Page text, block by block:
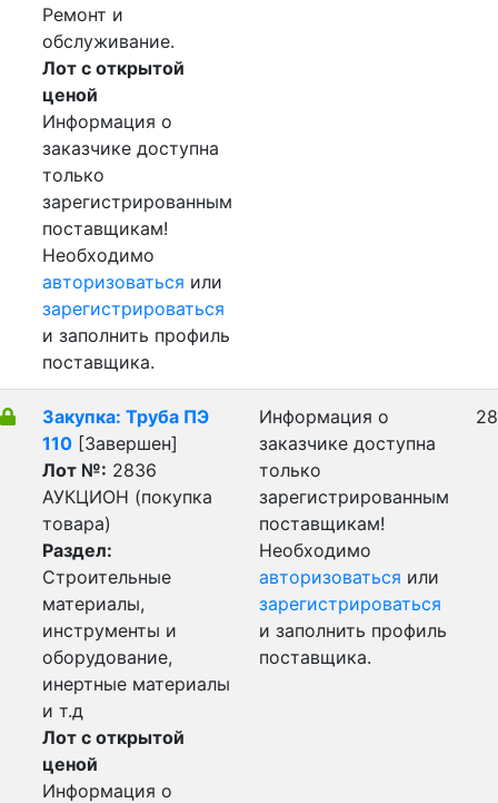
Ремонт и
обслуживание.
Лот с открытой
ценой
Информация о
заказчике доступна
только
зарегистрированным
поставщикам!
Необходимо
авторизоваться или
зарегистрироваться
и заполнить профиль
поставщика.
Закупка: Труба ПЭ
110 [Завершен]
Лот №: 2836
АУКЦИОН (покупка
товара)
Раздел:
Строительные
материалы,
инструменты и
оборудование,
инертные материалы
и т.д
Лот с открытой
ценой
Информация о
Информация о
заказчике доступна
только
зарегистрированным
поставщикам!
Необходимо
авторизоваться или
зарегистрироваться
и заполнить профиль
поставщика.